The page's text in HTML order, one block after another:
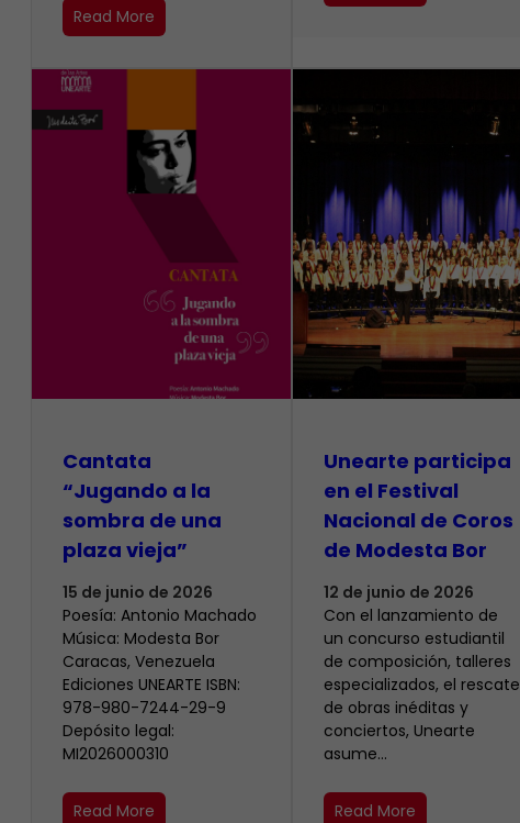
Read More
Cantata
“Jugando a la
sombra de una
plaza vieja”
15 de junio de 2026
Poesía: Antonio Machado
Música: Modesta Bor
Caracas, Venezuela
Ediciones UNEARTE ISBN:
978-980-7244-29-9
Depósito legal:
MI2026000310
Read More
Unearte participa
en el Festival
Nacional de Coros
de Modesta Bor
12 de junio de 2026
​Con el lanzamiento de
un concurso estudiantil
de composición, talleres
especializados, el rescate
de obras inéditas y
conciertos, Unearte
asume…
Read More